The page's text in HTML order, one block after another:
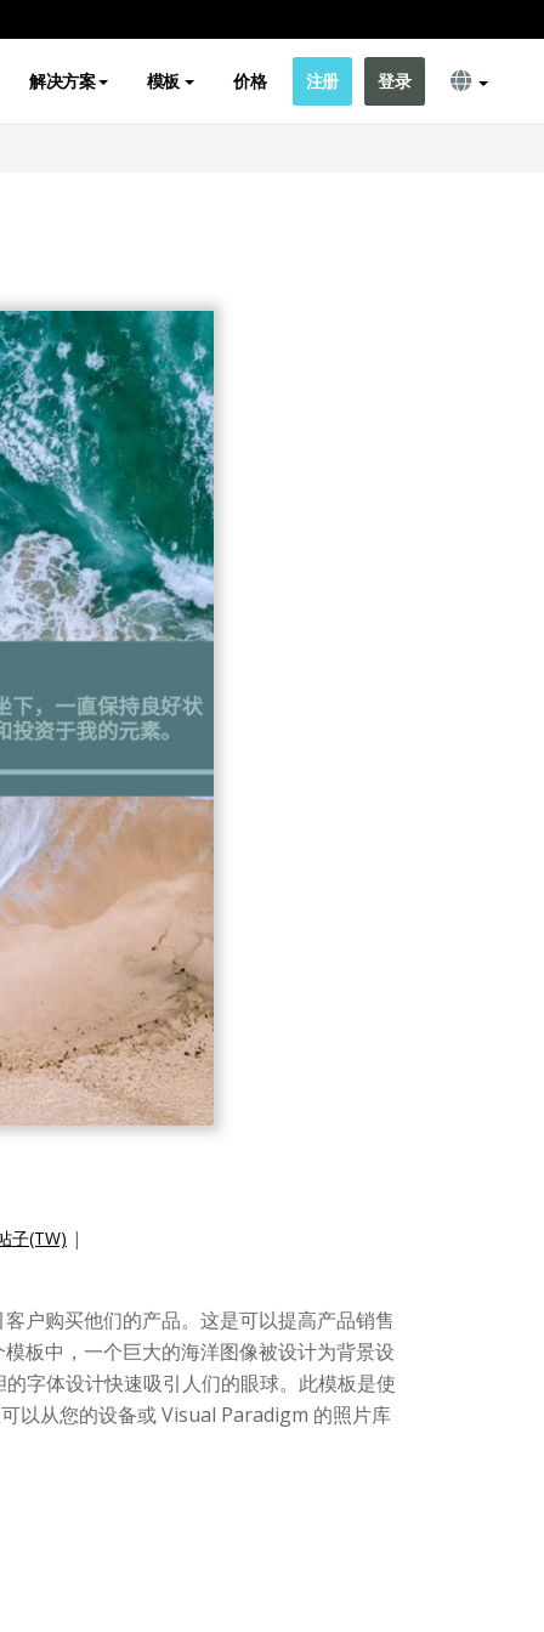
解决方案 模板 价格 注册 登录
子(TW) |
户购买他们的产品。这是可以提高产品销售
板中，一个巨大的海洋图像被设计为背景设
字体设计快速吸引人们的眼球。此模板是使
以从您的设备或 Visual Paradigm 的照片库